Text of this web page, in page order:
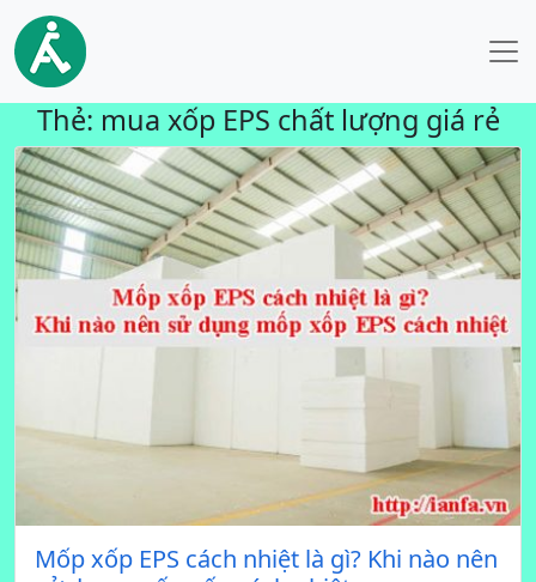
Thẻ: mua xốp EPS chất lượng giá rẻ
Mốp xốp EPS cách nhiệt là gì? Khi nào nên